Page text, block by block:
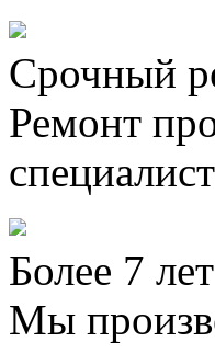
Срочный
Ремонт
Более 7
Мы